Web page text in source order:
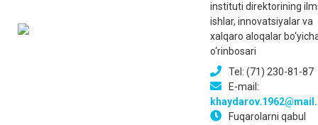
instituti direktorining
ishlar, innovatsiyalar va
xalqaro aloqalar
o‘rinbosari
Tel: (71) 230-81-87
E-mail:
Fuqarolarni qabul